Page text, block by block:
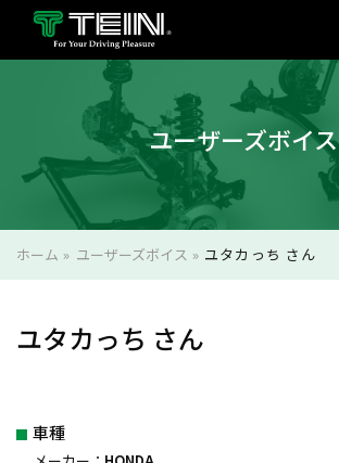
ユーザーズボイス
ホーム » ユーザーズボイス » ユタカっち さん
ユタカっち さん
車種